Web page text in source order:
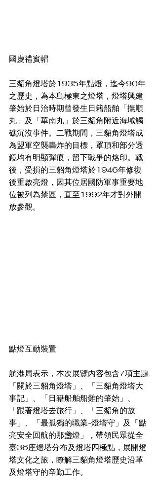
國慶禮賓帽
三貂角燈塔於1935年點燈，迄今90年
之歷史，為本島極東之燈塔，燈塔興建
肇始於日治時期曾發生日籍船舶「撫順
丸」及「華南丸」於三貂角附近海域觸
礁沉沒事件。二戰期間，三貂角燈塔成
為盟軍空襲轟炸的目標，罩頂和部分透
鏡均有明顯彈痕，留下戰爭的烙印。戰
後，受損的三貂角燈塔於1946年修復
後重啟亮燈，因其位居國防軍事重要地
位被列為禁區，直至1992年才對外開
放參觀。
點燈互動裝置
航港局表示，本次展覽內容包含7項主題
「關於三貂角燈塔」、「三貂角燈塔大
事記」、「日籍船舶船難的肇始」、
「跟著燈塔去旅行」、「三貂角的故
事」、「最孤獨的職業-燈塔守」及「點
亮安全回航的那盞燈」，帶領民眾從全
臺36座燈塔分布及燈塔四極點，展開燈
塔文化之旅，瞭解三貂角燈塔歷史沿革
及燈塔守的辛勤工作。